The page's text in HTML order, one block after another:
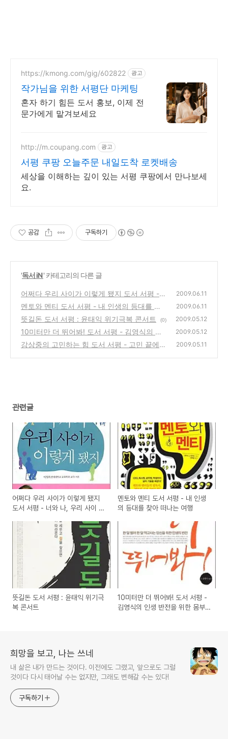
https://kmong.com/gig/602822 광고
작가님을 위한 서평단 마케팅
혼자 하기 힘든 도서 홍보, 이제 전
문가에게 맡겨보세요
http://m.coupang.com 광고
서평 쿠팡 오늘주문 내일도착 로켓배송
세상을 이해하는 깊이 있는 서평 쿠팡에서 만나보세
요.
공감 구독하기
'독서 iN' 카테고리의 다른 글
어쩌다 우리 사이가 이렇게 됐지 도서 서평 -
너와 나, 우리 사이 관계의 소중함
(0)
2009.06.11
멘토와 멘티 도서 서평 - 내 인생의 등대를 찾
아 떠나는 여행
(0)
2009.06.11
뜻길돈 도서 서평 : 윤태익 위기극복 콘서트 (0) 2009.05.12
10미터만 더 뛰어봐! 도서 서평 - 김영식의 인
생 반전을 위한 몸부림을 위한...
(2)
2009.05.12
강상중의 고민하는 힘 도서 서평 - 고민 끝에
2009.05.11
관련글
어쩌다 우리 사이가 이렇게 됐지
도서 서평 - 너와 나, 우리 사이 관
멘토와 멘티 도서 서평 - 내 인생
의 등대를 찾아 떠나는 여행
뜻길돈 도서 서평 : 윤태익 위기극
복 콘서트
10미터만 더 뛰어봐! 도서 서평 -
김영식의 인생 반전을 위한 몸부
희망을 보고, 나는 쓰네
내 삶은 내가 만드는 것이다. 이전에도 그랬고, 앞으로도 그럴
것이다 다시 태어날 수는 없지만, 그래도 변해갈 수는 있다!
구독하기